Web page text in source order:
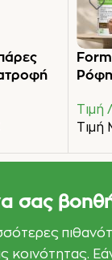
Τιμή
Τιμή
σας
κοινότητας.